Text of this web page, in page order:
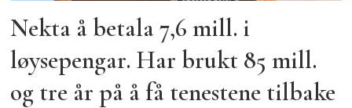
Nekta å betala 7,6 mill. i
løysepengar. Har brukt 85 mill.
og tre år på å få tenestene tilbake